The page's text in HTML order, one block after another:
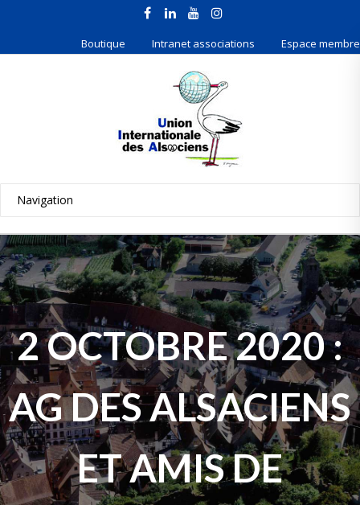
Boutique Intranet associations Espace membre
2 OCTOBRE 2020 :
AG DES ALSACIENS
ET AMIS DE